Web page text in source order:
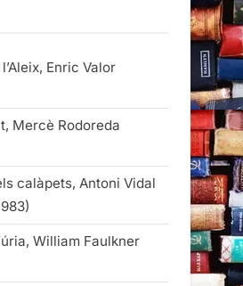
Enric Valor
Mercè Rodoreda
calàpets, Antoni Vidal
William Faulkner